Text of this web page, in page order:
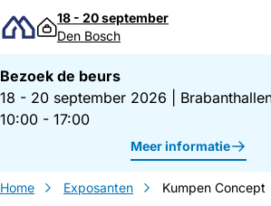
Direct naar inhoud
18 - 20 september
Den Bosch
Bezoek de beurs
18 - 20 september 2026
10:00 - 17:00
Meer informatie
Home Exposanten Kumpen Concept